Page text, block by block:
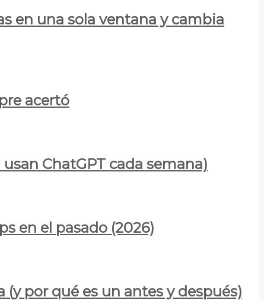
en una sola ventana y cambia
acertó
ChatGPT cada semana)
en el pasado (2026)
por qué es un antes y después)